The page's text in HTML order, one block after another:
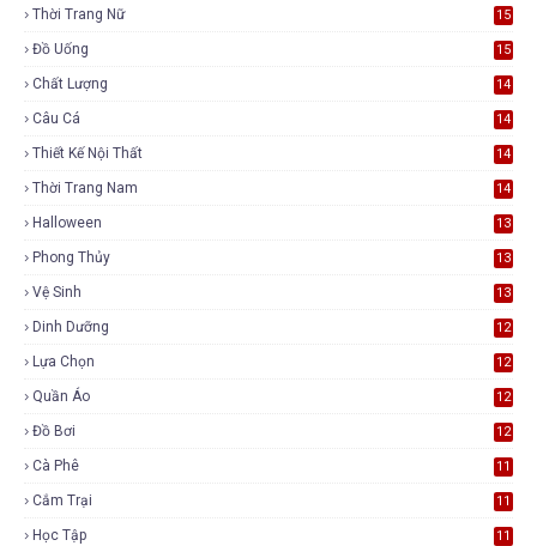
Thời Trang Nữ 15
Đồ Uống 15
Chất Lượng 14
Câu Cá 14
Thiết Kế Nội Thất 14
Thời Trang Nam 14
Halloween 13
Phong Thủy 13
Vệ Sinh 13
Dinh Dưỡng 12
Lựa Chọn 12
Quần Áo 12
Đồ Bơi 12
Cà Phê 11
Cắm Trại 11
Học Tập 11